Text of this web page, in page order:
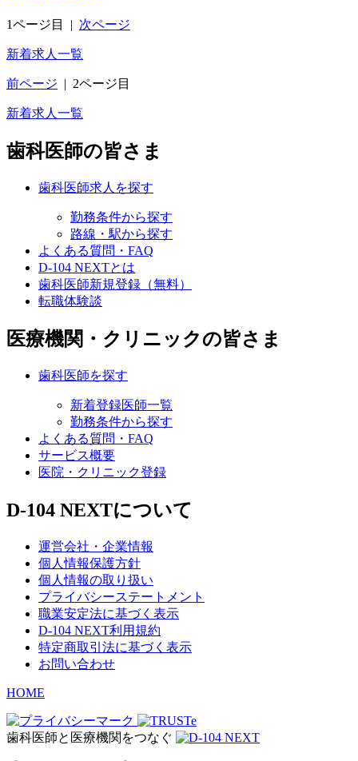
1ページ目 | 次ページ
新着求人一覧
前ページ | 2ページ目
新着求人一覧
歯科医師の皆さま
歯科医師求人を探す
勤務条件から探す
路線・駅から探す
よくある質問・FAQ
D-104 NEXTとは
歯科医師新規登録（無料）
転職体験談
医療機関・クリニックの皆さま
歯科医師を探す
新着登録医師一覧
勤務条件から探す
よくある質問・FAQ
サービス概要
医院・クリニック登録
D-104 NEXTについて
運営会社・企業情報
個人情報保護方針
個人情報の取り扱い
プライバシーステートメント
職業安定法に基づく表示
D-104 NEXT利用規約
特定商取引法に基づく表示
お問い合わせ
HOME
歯科医師と医療機関をつなぐ